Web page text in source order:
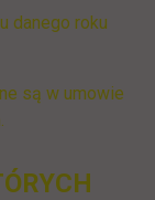
danego roku
są w umowie